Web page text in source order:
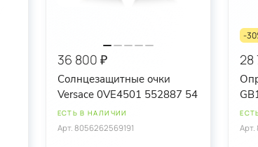
36 800 ₽
Солнцезащитные очки
Versace 0VE4501 552887 54
ЕСТЬ В НАЛИЧИИ
Арт. 8056262569191
-
28
Арт.